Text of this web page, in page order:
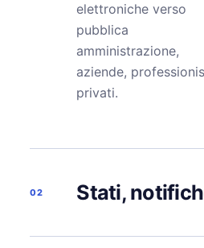
elettroniche verso
pubblica
amministrazione,
aziende,
privati.
02 Stati,